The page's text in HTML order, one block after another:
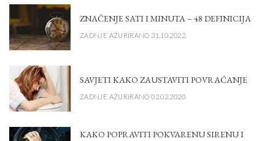
ZNAČENJE SATI I MINUTA – 48 DEFINICIJA
ZADNJE AŽURIRANO 31.10.2022.
SAVJETI KAKO ZAUSTAVITI POVRAĆANJE
ZADNJE AŽURIRANO 02.02.2020.
KAKO POPRAVITI POKVARENU SIRENU I